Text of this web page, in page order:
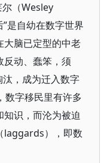
（Wesley
是自幼在数字世界
大脑已定型的中老
反动、蠢笨，须
汰，成为迁入数字
数字移民里有许多
识，而沦为被迫
laggards），即数